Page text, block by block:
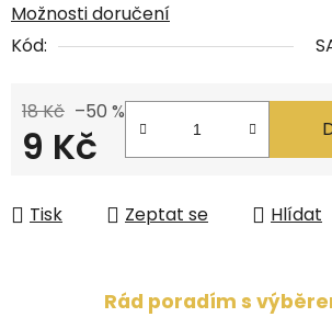
Možnosti doručení
Kód:
18 Kč –50 %
9 Kč
Tisk Zeptat se Hlídat
Rád poradím s